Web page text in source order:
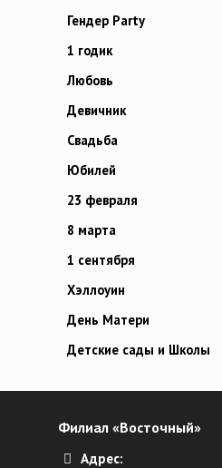
Гендер Party
1 годик
Любовь
Девичник
Свадьба
Юбилей
23 февраля
8 марта
1 сентября
Хэллоуин
День Матери
Детские сады и Школы
Филиал «Восточный»
Адрес: